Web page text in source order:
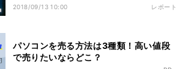
2018/09/13 10:00 レポート
パソコンを売る方法は3種類！高い値段
で売りたいならどこ？